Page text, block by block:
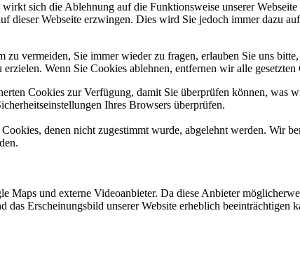
sich die Ablehnung auf die Funktionsweise unserer
dieser Webseite erzwingen. Dies wird Sie jedoch immer dazu
vermeiden, Sie immer wieder zu fragen, erlauben Sie uns
Wenn Sie Cookies ablehnen, entfernen wir alle
Cookies zur Verfügung, damit Sie überprüfen können, was
Ihres Browsers überprüfen.
denen nicht zugestimmt wurde, abgelehnt werden. Wir
und externe Videoanbieter. Da diese Anbieter
das Erscheinungsbild unserer Website erheblich